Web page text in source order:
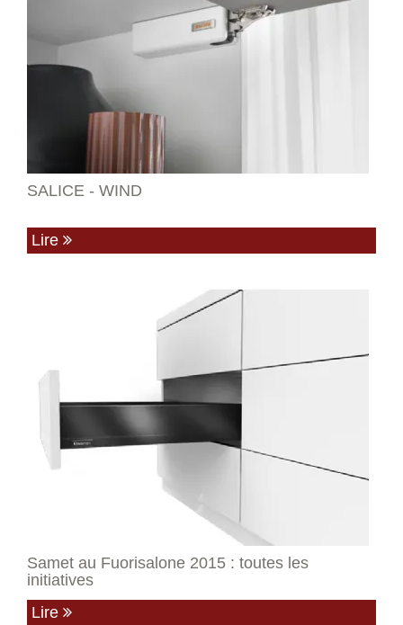
SALICE - WIND
Lire
Samet au Fuorisalone 2015 : toutes les
initiatives
Lire